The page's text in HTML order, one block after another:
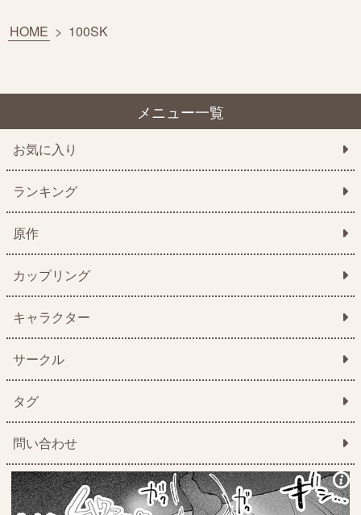
HOME > 100SK
メニュー一覧
お気に入り
ランキング
原作
カップリング
キャラクター
サークル
タグ
問い合わせ